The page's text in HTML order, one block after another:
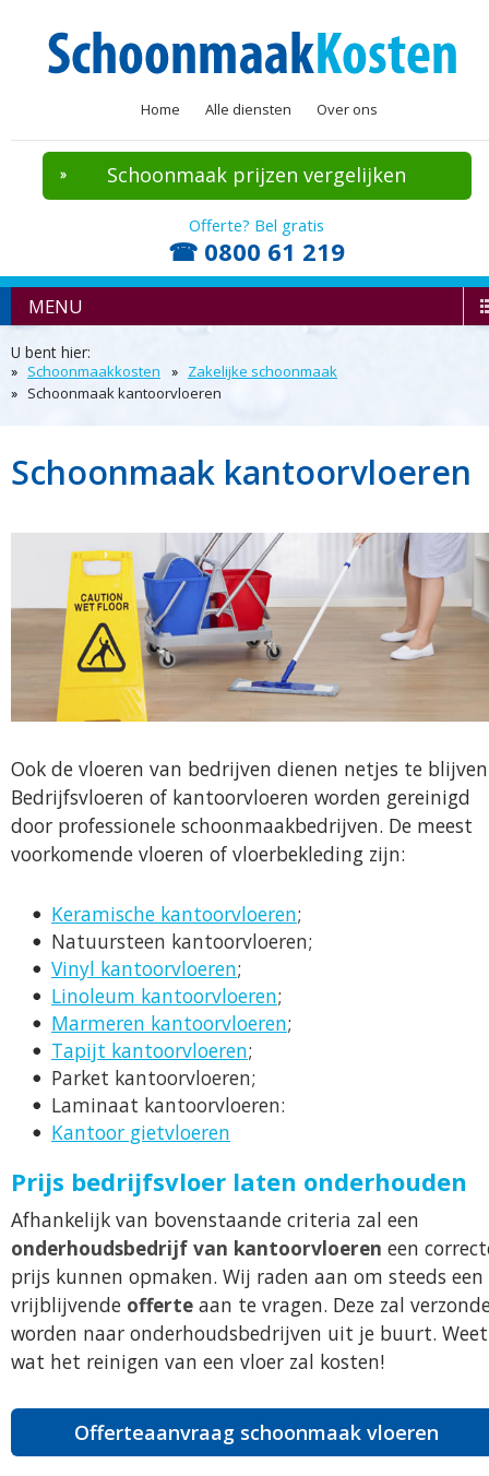
Home Alle diensten Over ons
Schoonmaak prijzen vergelijken
Offerte? Bel gratis
☎ 0800 61 219
MENU
U bent hier:
Schoonmaakkosten
Zakelijke schoonmaak
Schoonmaak kantoorvloeren
Schoonmaak kantoorvloeren
Ook de vloeren van bedrijven dienen netjes te
Bedrijfsvloeren of kantoorvloeren worden gereinigd
door professionele schoonmaakbedrijven. De meest
voorkomende vloeren of vloerbekleding zijn:
Keramische kantoorvloeren;
Natuursteen kantoorvloeren;
Vinyl kantoorvloeren;
Linoleum kantoorvloeren;
Marmeren kantoorvloeren;
Tapijt kantoorvloeren;
Parket kantoorvloeren;
Laminaat kantoorvloeren:
Kantoor gietvloeren
Prijs bedrijfsvloer laten onderhouden
Afhankelijk van bovenstaande criteria zal een
onderhoudsbedrijf van kantoorvloeren een
prijs kunnen opmaken. Wij raden aan om steeds een
vrijblijvende offerte aan te vragen. Deze zal
worden naar onderhoudsbedrijven uit je buurt. Weet
wat het reinigen van een vloer zal kosten!
Offerteaanvraag schoonmaak vloeren